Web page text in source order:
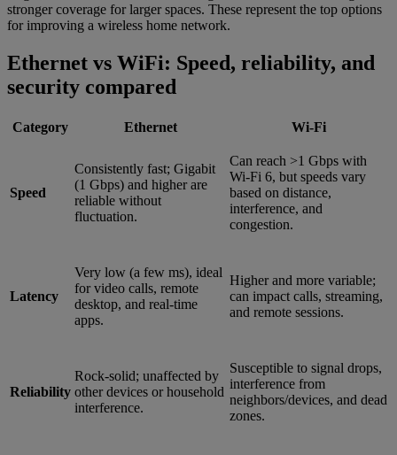
stronger coverage for larger spaces. These represent the top options
for improving a wireless home network.
Ethernet vs WiFi: Speed, reliability, and
security compared
Category Ethernet Wi-Fi
Speed
Consistently fast; Gigabit
(1 Gbps) and higher are
reliable without
fluctuation.
Can reach >1 Gbps with
Wi-Fi 6, but speeds vary
based on distance,
interference, and
congestion.
Latency
Very low (a few ms), ideal
for video calls, remote
desktop, and real-time
apps.
Higher and more variable;
can impact calls, streaming,
and remote sessions.
Reliability
Rock-solid; unaffected by
other devices or household
interference.
Susceptible to signal drops,
interference from
neighbors/devices, and dead
zones.